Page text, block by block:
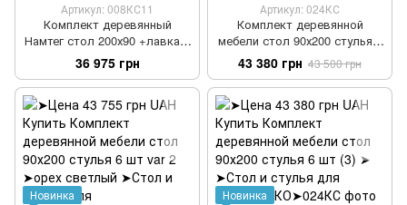
Артикул: 008КС11
Комплект деревянный
Намтег стол 200х90 +лавка 2
шт
36 975 грн
Артикул: 024КС
Комплект деревянной
мебели стол 90х200 стулья 6
шт
43 380 грн 43 500 грн
Новинка
Новинка